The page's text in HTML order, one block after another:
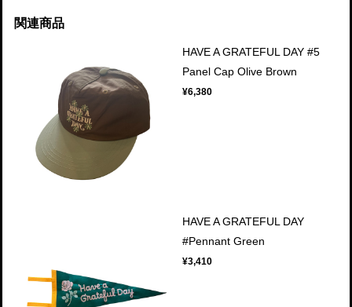
関連商品
HAVE A GRATEFUL DAY #5
Panel Cap Olive Brown
¥6,380
HAVE A GRATEFUL DAY
#Pennant Green
¥3,410